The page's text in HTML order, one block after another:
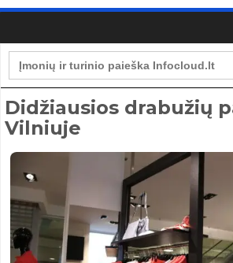
Search
for:
Didžiausios drabužių
Vilniuje